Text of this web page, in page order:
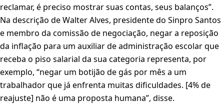
reclamar, é preciso mostrar suas contas, seus balanços”.
Na descrição de Walter Alves, presidente do Sinpro Santos
e membro da comissão de negociação, negar a reposição
da inflação para um auxiliar de administração escolar que
receba o piso salarial da sua categoria representa, por
exemplo, “negar um botijão de gás por mês a um
trabalhador que já enfrenta muitas dificuldades. [4% de
reajuste] não é uma proposta humana”, disse.